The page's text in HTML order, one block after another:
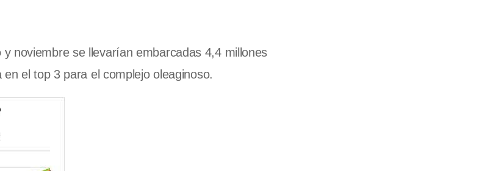
noviembre se llevarían embarcadas 4,4 millones
el top 3 para el complejo oleaginoso.